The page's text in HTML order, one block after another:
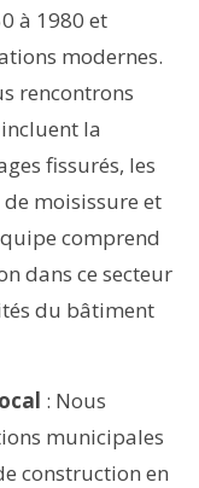
à 1980 et
modernes.
rencontrons
la
fissurés, les
moisissure et
comprend
dans ce secteur
du bâtiment
: Nous
municipales
construction en